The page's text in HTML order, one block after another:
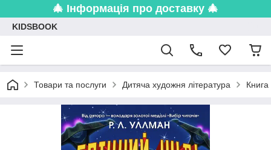
🎄 Інформація про доставку 🎄
KIDSBOOK
Товари та послуги Дитяча художня література